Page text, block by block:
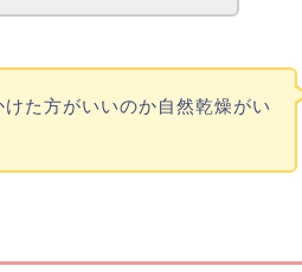
た方がいいのか自然乾燥がい